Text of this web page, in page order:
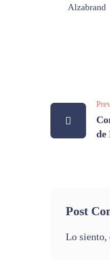
Alzabrand
de
Post
Lo siento,